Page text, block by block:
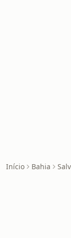
Início Bahia